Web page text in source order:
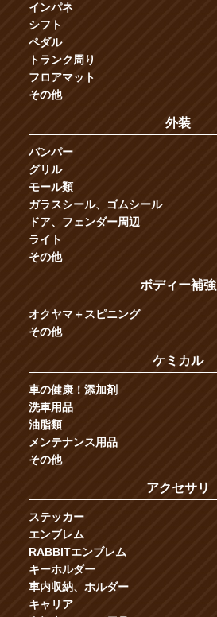
インパネ
シフト
ペダル
トランク周り
フロアマット
その他
外装
バンパー
グリル
モール類
ガラスシール、ゴムシール
ドア、フェンダー周辺
ライト
その他
ボディー補強
オクヤマ＋スピニング
その他
ケミカル
車の健康！添加剤
洗車用品
油脂類
メンテナンス用品
その他
アクセサリ
ステッカー
エンブレム
RABBITエンブレム
キーホルダー
車内収納、ホルダー
キャリア